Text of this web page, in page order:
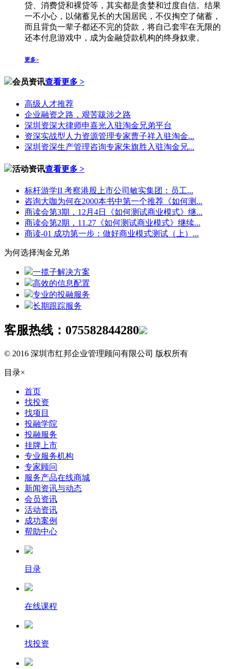
贷、消费贷和裸贷等，其实都是贪婪和过度自信。结果
一不小心，以储蓄见长的大国居民，不仅掏空了储蓄，
而且背负一辈子都还不完的贷款，将自己套牢在无限的
还本付息游戏中，成为金融贷款机构的终身奴隶。
更多>
会员资讯查看更多 >
高级人才推荐
企业融资之路，艰苦跋涉之路
深圳资深大律师申喜光入驻淘金兄弟平台
资深实战型人力资源管理专家曹子祥入驻淘金...
深圳资深生产管理咨询专家朱旗胜入驻淘金兄...
活动资讯查看更多 >
标杆游学II 考察港股上市公司敏实集团：员工...
咨询大咖为何在2000本书中第一个推荐《如何测...
商读会第3期，12月4日《如何测试商业模式》继...
商读会第2期，11.27《如何测试商业模式》继续...
商读-01 成功第一步：做好商业模式测试（上）...
为何选择淘金兄弟
一揽子解决方案
高效的信息配置
专业的投融服务
长期跟踪服务
客服热线： 075582844280
© 2016 深圳市红邦企业管理顾问有限公司 版权所有
目录×
首页
找投资
找项目
投融学院
投融服务
挂牌上市
专业服务机构
专家顾问
服务产品在线商城
新闻资讯与动态
会员资讯
活动资讯
成功案例
帮助中心
目录
在线课程
找投资